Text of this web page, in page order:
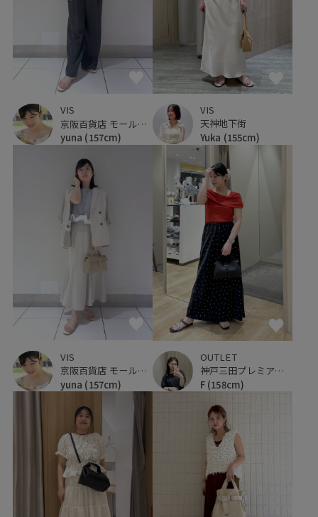
VIS
京阪百貨店 モール京橋店
yuna (157cm)
VIS
天神地下街
Yuka (155cm)
VIS
京阪百貨店 モール京橋店
yuna (157cm)
OUTLET
神戸三田プレミアム・アウトレット
F (158cm)